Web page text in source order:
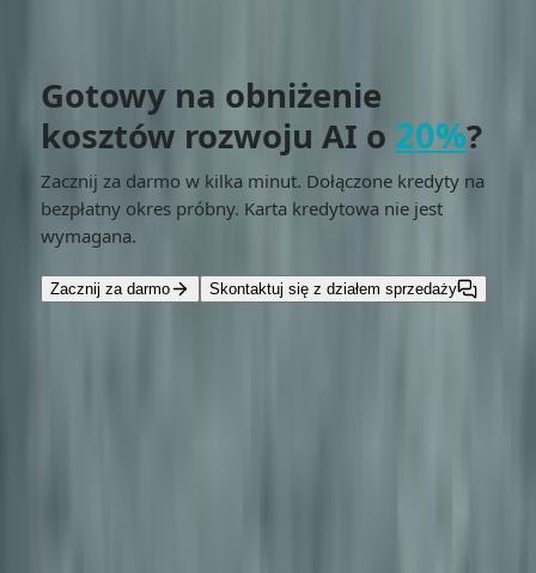
Gotowy na obniżenie
kosztów rozwoju AI o 20%?
Zacznij za darmo w kilka minut. Dołączone kredyty na
bezpłatny okres próbny. Karta kredytowa nie jest
wymagana.
Zacznij za darmo Skontaktuj się z działem sprzedaży